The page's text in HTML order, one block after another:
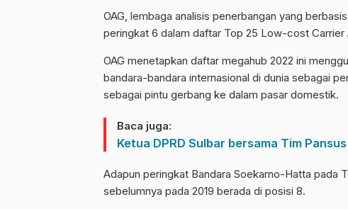
OAG, lembaga analisis penerbangan yang
peringkat 6 dalam daftar Top 25 Low-cost Carrier
OAG menetapkan daftar megahub 2022 ini
bandara-bandara internasional di dunia sebagai
sebagai pintu gerbang ke dalam pasar domestik.
Baca juga:
Ketua DPRD Sulbar bersama Tim
Adapun peringkat Bandara Soekarno-Hatta pada
sebelumnya pada 2019 berada di posisi 8.